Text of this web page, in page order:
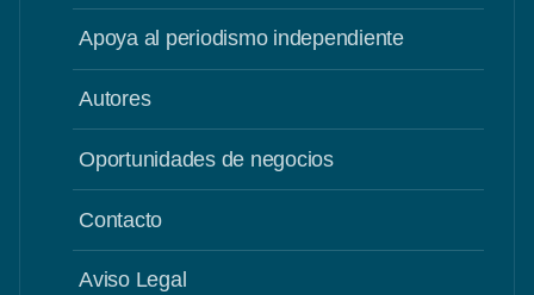
Apoya al periodismo independiente
Autores
Oportunidades de negocios
Contacto
Aviso Legal